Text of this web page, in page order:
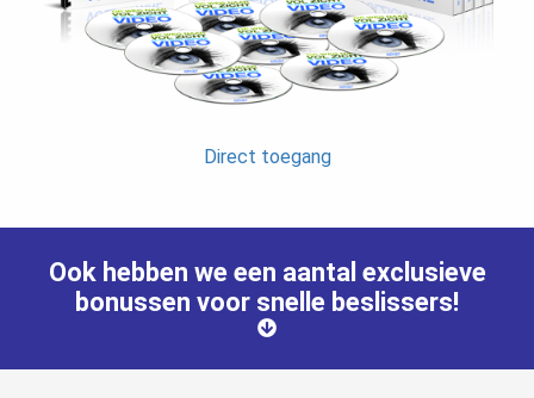
Direct toegang
Ook hebben we een aantal exclusieve
bonussen voor snelle beslissers!